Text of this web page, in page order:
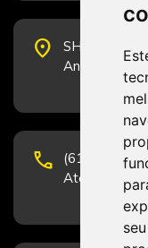
place
SHS Quadra
Andar, Sala
phone
(61) 3223-
Atendimento